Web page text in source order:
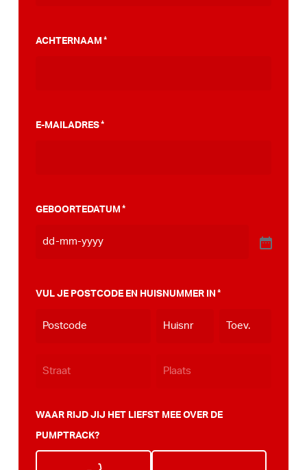
ACHTERNAAM *
E-MAILADRES*
GEBOORTEDATUM *
VUL JE POSTCODE EN HUISNUMMER IN *
WAAR RIJD JIJ HET LIEFST MEE OVER DE
PUMPTRACK?